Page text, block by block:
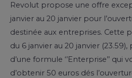
Revolut propose une offre
janvier au 20 janvier pour
destinée aux entreprises. Cette
du 6 janvier au 20 janvier
d’une formule ‘’Enterprise’’ qui
d’obtenir 50 euros dés